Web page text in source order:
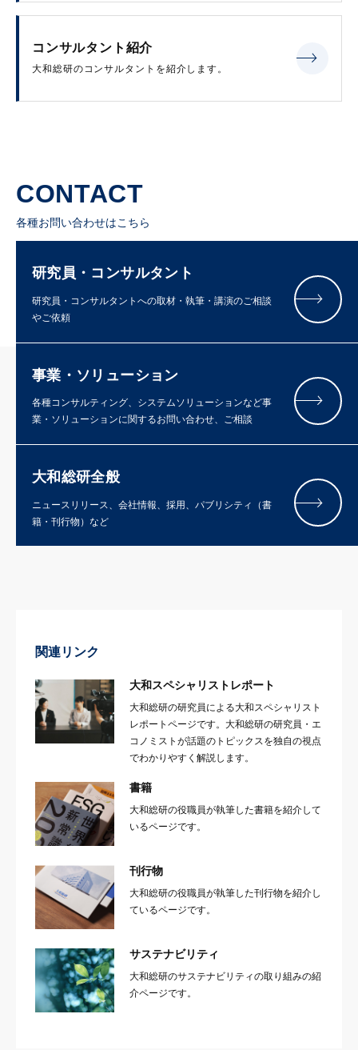
コンサルタント紹介
大和総研のコンサルタントを紹介します。
CONTACT
各種お問い合わせはこちら
研究員・コンサルタント
研究員・コンサルタントへの取材・執筆・講演のご相談
やご依頼
事業・ソリューション
各種コンサルティング、システムソリューションなど事
業・ソリューションに関するお問い合わせ、ご相談
大和総研全般
ニュースリリース、会社情報、採用、パブリシティ（書
籍・刊行物）など
関連リンク
大和スペシャリストレポート
大和総研の研究員による大和スペシャリスト
レポートページです。大和総研の研究員・エ
コノミストが話題のトピックスを独自の視点
でわかりやすく解説します。
書籍
大和総研の役職員が執筆した書籍を紹介して
いるページです。
刊行物
大和総研の役職員が執筆した刊行物を紹介し
ているページです。
サステナビリティ
大和総研のサステナビリティの取り組みの紹
介ページです。